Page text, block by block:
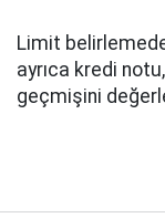
Limit
ayrıca kredi
geçmişini